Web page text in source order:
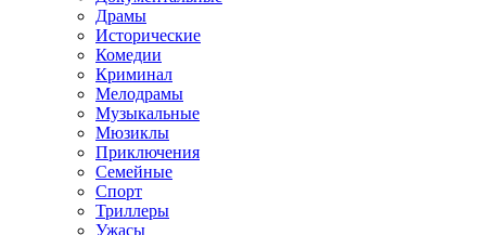
Драмы
Исторические
Комедии
Криминал
Мелодрамы
Музыкальные
Мюзиклы
Приключения
Семейные
Спорт
Триллеры
Ужасы